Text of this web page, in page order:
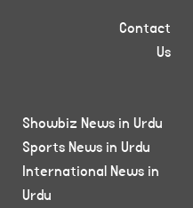
Contact
Us
Showbiz News in Urdu
Sports News in Urdu
International News in
Urdu